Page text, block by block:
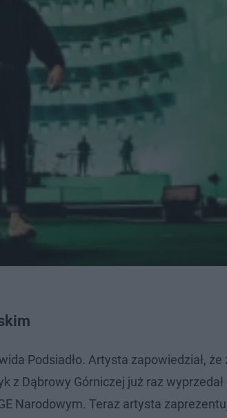
Podsiadło. Artysta zapowiedział, że
z Dąbrowy Górniczej już raz wyprzedał
Narodowym. Teraz artysta